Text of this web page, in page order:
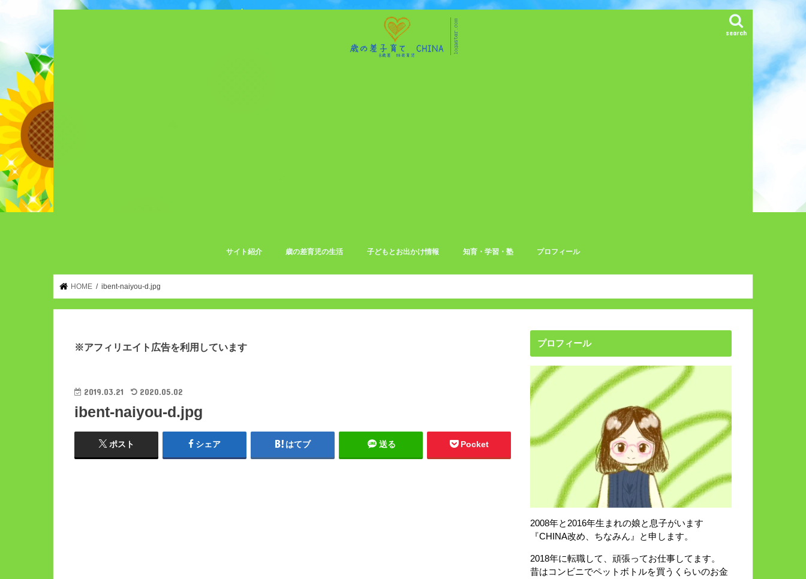
search
サイト紹介 歳の差育児の生活
保育園・幼稚園の転園方法
子どもとお出かけ情報 知育・学習・塾 プロフィール
HOME ibent-naiyou-d.jpg
※アフィリエイト広告を利用しています
2019.03.21 2020.05.02
ibent-naiyou-d.jpg
ポスト シェア はてブ 送る Pocket
プロフィール
2008年と2016年生まれの娘と息子がいます
『CHINA改め、ちなみん』と申します。
2018年に転職して、頑張ってお仕事してます。
昔はコンビニでペットボトルを買うくらいのお金